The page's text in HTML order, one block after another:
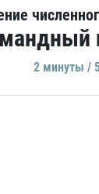
2 минуты /